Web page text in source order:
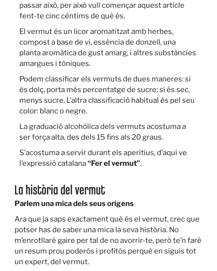
passar això, per això vull començar aquest article
fent-te cinc cèntims de què és.
El vermut és un licor aromatitzat amb herbes,
compost a base de vi, essència de donzell, una
planta aromàtica de gust amarg, i altres substàncies
amargues i tòniques.
Podem classificar els vermuts de dues maneres: si
és dolç, porta més percentatge de sucre; si és sec,
menys sucre. L’altra classificació habitual és pel seu
color: blanc o negre.
La graduació alcohòlica dels vermuts acostuma a
ser força alta, des dels 15 fins als 20 graus.
S’acostuma a servir durant els aperitius, d’aquí ve
l’expressió catalana“Fer el vermut”.
La història del vermut
Parlem una mica dels seus orígens
Ara que ja saps exactament què és el vermut, crec que
potser has de saber una mica la seva història. No
m’enrotllaré gaire per tal de no avorrir-te, però te’n faré
un resum prou poderós i profitós perquè en siguis tot
un expert, del vermut.